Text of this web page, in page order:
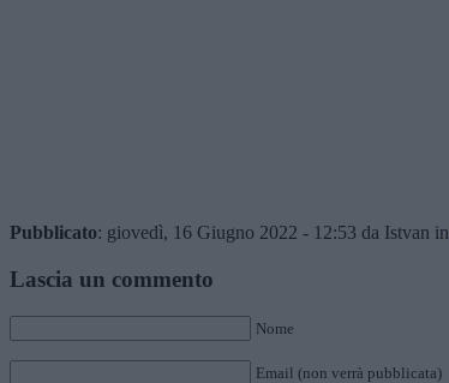
Pubblicato: giovedì, 16 Giugno 2022 - 12:53 da Istvan in
Lascia un commento
Nome
Email (non verrà pubblicata)